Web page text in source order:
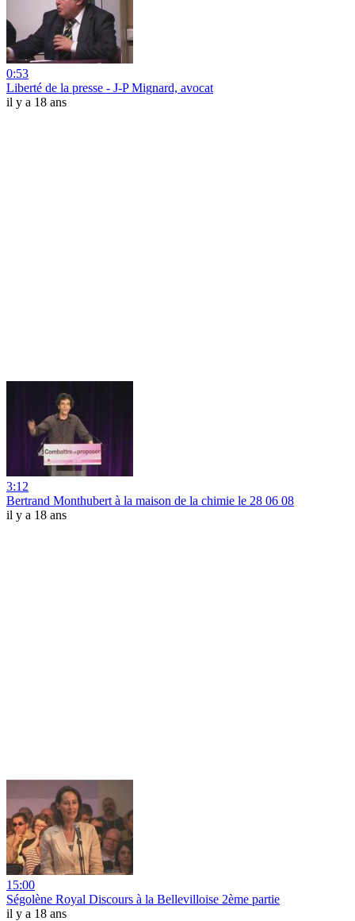
0:53
Liberté de la presse - J-P Mignard, avocat
il y a 18 ans
3:12
Bertrand Monthubert à la maison de la chimie le 28 06 08
il y a 18 ans
15:00
Ségolène Royal Discours à la Bellevilloise 2ème partie
il y a 18 ans